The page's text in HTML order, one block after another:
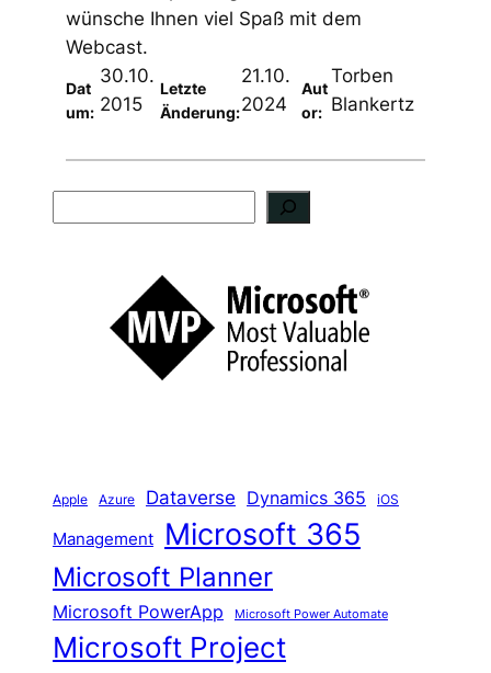
wünsche Ihnen viel Spaß mit dem
Webcast.
Dat
um:
30.10.
2015
Letzte
Änderung:
21.10.
2024
Aut
or:
Torben
Blankertz
Apple Azure Dataverse Dynamics 365 iOS
Management Microsoft 365
Microsoft Planner
Microsoft PowerApp Microsoft Power Automate
Microsoft Project